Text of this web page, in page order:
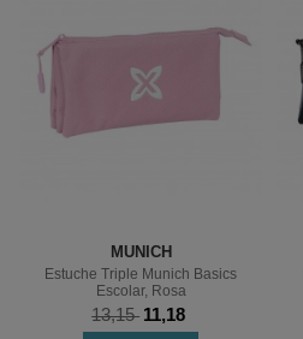
MUNICH
Estuche Triple Munich Basics
Escolar, Rosa
13,15 11,18